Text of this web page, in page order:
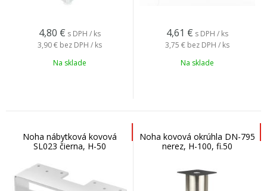
4,80 € s DPH / ks
3,90 € bez DPH / ks
Na sklade
4,61 € s DPH / ks
3,75 € bez DPH / ks
Na sklade
Noha nábytková kovová
SL023 čierna, H-50
Noha kovová okrúhla DN-795
nerez, H-100, fi.50